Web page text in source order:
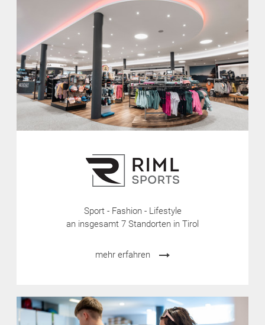
Sport - Fashion - Lifestyle
an insgesamt 7 Standorten in Tirol
mehr erfahren